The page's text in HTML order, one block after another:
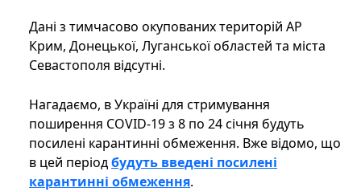
Дані з тимчасово окупованих територій АР
Крим, Донецької, Луганської областей та міста
Севастополя відсутні.
Нагадаємо, в Україні для стримування
поширення COVID-19 з 8 по 24 січня будуть
посилені карантинні обмеження. Вже відомо, що
в цей періодбудуть введені посилені
карантинні обмеження.